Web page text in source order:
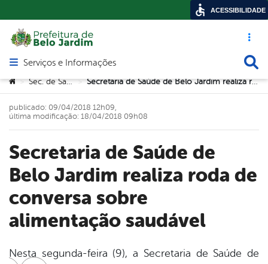
Acesso
Abrir menu principal de navegação
Serviços e Informações
Você está aqui:
> Sec. de Saúde > Secretaria de Saúde de Belo Jardim realiza roda de conversa sobre alimentação saudável
Secretaria de Saúde de
Belo Jardim realiza roda de
conversa sobre
alimentação saudável
publicado: 09/04/2018 12h09,
última modificação: 18/04/2018 09h08
Nesta segunda-feira (9), a Secretaria de Saúde de
ACESSIBILIDADE